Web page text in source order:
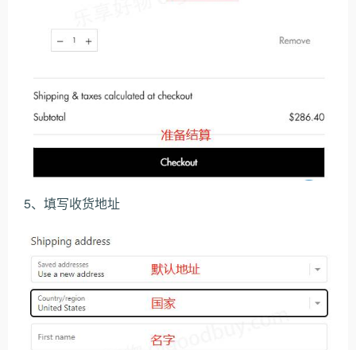
5、填写收货地址